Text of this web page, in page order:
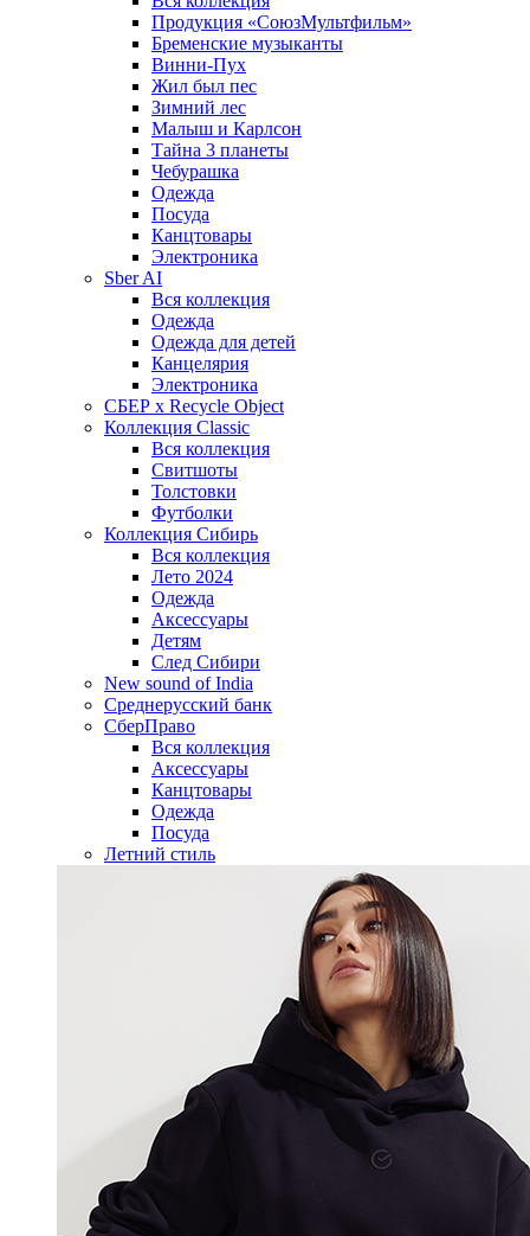
Продукция «СоюзМультфильм»
Бременские музыканты
Винни-Пух
Жил был пес
Зимний лес
Малыш и Карлсон
Тайна 3 планеты
Чебурашка
Одежда
Посуда
Канцтовары
Электроника
Sber AI
Вся коллекция
Одежда
Одежда для детей
Канцелярия
Электроника
СБЕР x Recycle Object
Коллекция Classic
Вся коллекция
Свитшоты
Толстовки
Футболки
Коллекция Сибирь
Вся коллекция
Лето 2024
Одежда
Аксессуары
Детям
След Сибири
New sound of India
Среднерусский банк
СберПраво
Вся коллекция
Аксессуары
Канцтовары
Одежда
Посуда
Летний стиль